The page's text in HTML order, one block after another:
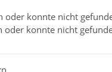
oder konnte nicht
oder konnte nicht